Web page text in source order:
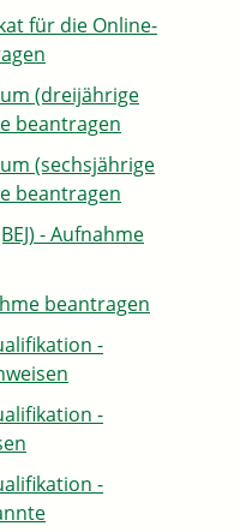
für die Online-
(dreijährige
beantragen
(sechsjährige
beantragen
- Aufnahme
beantragen
-
-
-